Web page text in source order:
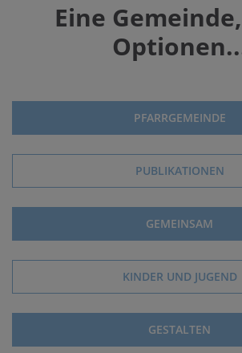
Eine
PFARRGEMEINDE
PUBLIKATIONEN
GEMEINSAM
KINDER UND JUGEND
GESTALTEN